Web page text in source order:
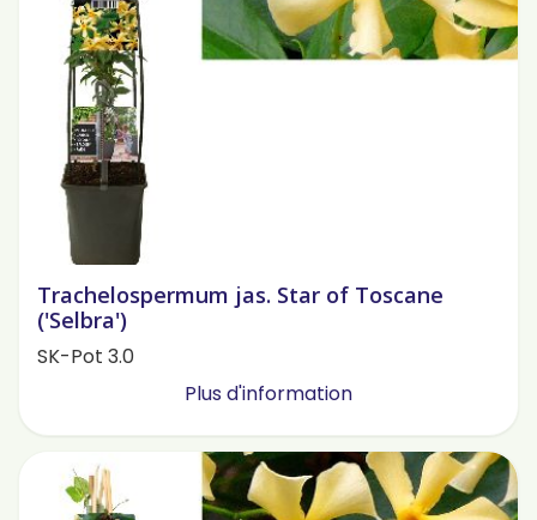
Trachelospermum jas. Star of Toscane
('Selbra')
SK-Pot 3.0
Plus d'information